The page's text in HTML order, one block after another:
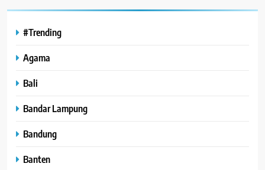
#Trending
Agama
Bali
Bandar Lampung
Bandung
Banten